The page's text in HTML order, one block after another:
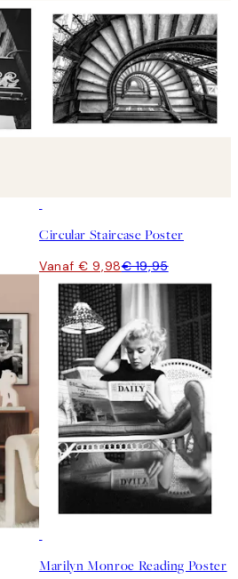
Circular Staircase Poster
Vanaf € 9,98€ 19,95
Marilyn Monroe Reading Poster